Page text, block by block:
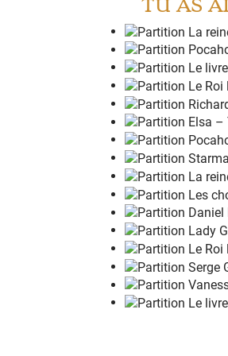
Il en faut vraiment peu
Trèspeu pour être
Pour être heureux!
TU AS